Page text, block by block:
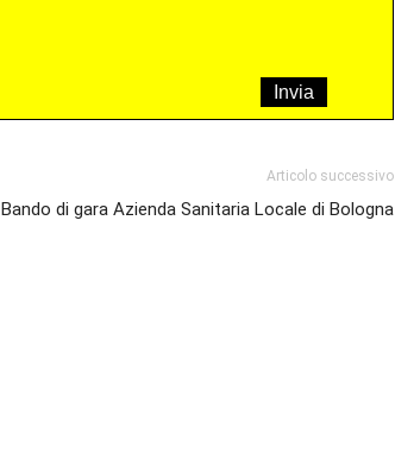
Articolo successivo
Bando di gara Azienda Sanitaria Locale di Bologna